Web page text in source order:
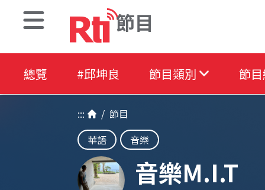
節目
總覽 #邱坤良 節目類別 節
::: / 節目
華語
音樂
音樂M.I.T